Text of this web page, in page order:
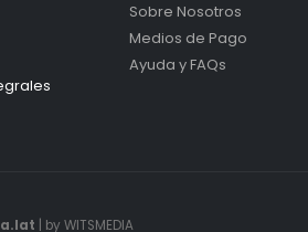
Sobre Nosotros
Medios de Pago
Ayuda y FAQs
| by WITSMEDIA